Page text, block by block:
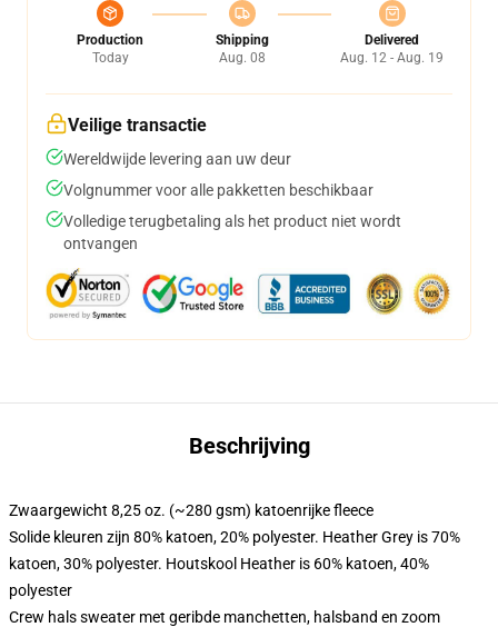
Production
Today
Shipping
Aug. 08
Delivered
Aug. 12 - Aug. 19
Veilige transactie
Wereldwijde levering aan uw deur
Volgnummer voor alle pakketten beschikbaar
Volledige terugbetaling als het product niet wordt
ontvangen
Beschrijving
Zwaargewicht 8,25 oz. (~280 gsm) katoenrijke fleece
Solide kleuren zijn 80% katoen, 20% polyester. Heather Grey is 70%
katoen, 30% polyester. Houtskool Heather is 60% katoen, 40%
polyester
Crew hals sweater met geribde manchetten, halsband en zoom